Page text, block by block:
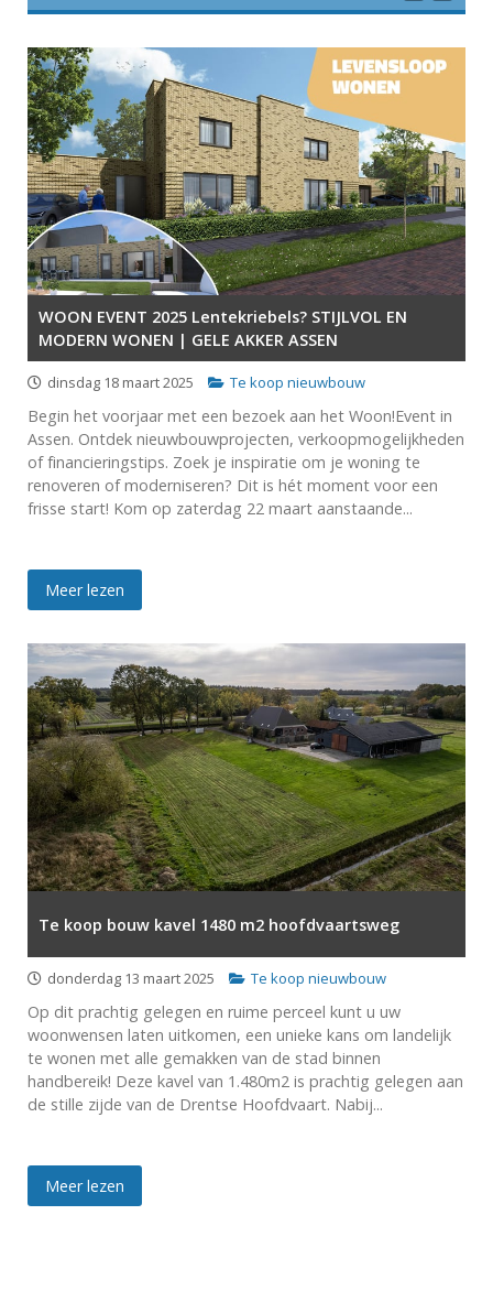
WOON EVENT 2025 Lentekriebels? STIJLVOL EN
MODERN WONEN | GELE AKKER ASSEN
dinsdag 18 maart 2025 Te koop nieuwbouw
Begin het voorjaar met een bezoek aan het Woon!Event in
Assen. Ontdek nieuwbouwprojecten, verkoopmogelijkheden
of financieringstips. Zoek je inspiratie om je woning te
renoveren of moderniseren? Dit is hét moment voor een
frisse start! Kom op zaterdag 22 maart aanstaande...
Meer lezen
Te koop bouw kavel 1480 m2 hoofdvaartsweg
donderdag 13 maart 2025 Te koop nieuwbouw
Op dit prachtig gelegen en ruime perceel kunt u uw
woonwensen laten uitkomen, een unieke kans om landelijk
te wonen met alle gemakken van de stad binnen
handbereik! Deze kavel van 1.480m2 is prachtig gelegen aan
de stille zijde van de Drentse Hoofdvaart. Nabij...
Meer lezen